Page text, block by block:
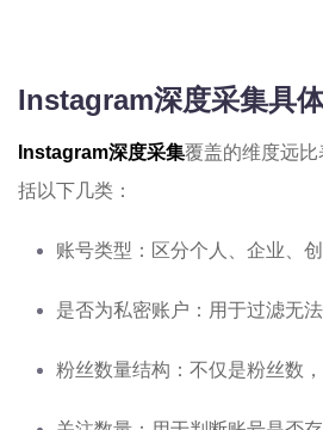
Instagram深度采集具
Instagram深度采集覆盖的维度远
括以下几类：
账号类型：区分个人、企业、
是否为私密账户：用于过滤无
粉丝数量结构：不仅是粉丝数